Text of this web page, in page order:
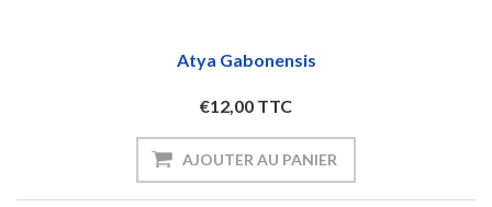
Atya Gabonensis
€12,00 TTC
AJOUTER AU PANIER